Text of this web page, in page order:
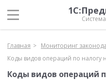
Главная Мониторинг
Коды видов операций по налогу
Коды видов операций